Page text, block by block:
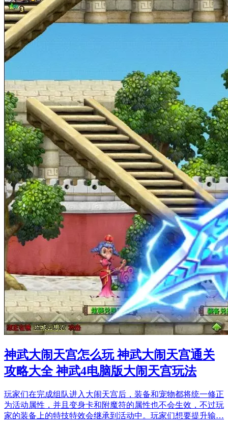
神武大闹天宫怎么玩 神武大闹天宫通关
攻略大全 神武4电脑版大闹天宫玩法
玩家们在完成组队进入大闹天宫后，装备和宠物都将统一修正
为活动属性，并且变身卡和附魔符的属性也不会生效，不过玩
家的装备上的特技特效会继承到活动中。玩家们想要提升输…